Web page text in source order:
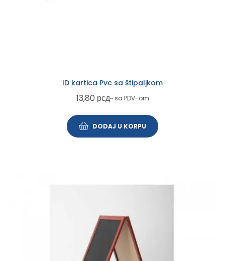
ID kartica Pvc sa štipaljkom
13,80 рсд~ sa PDV-om
DODAJ U KORPU